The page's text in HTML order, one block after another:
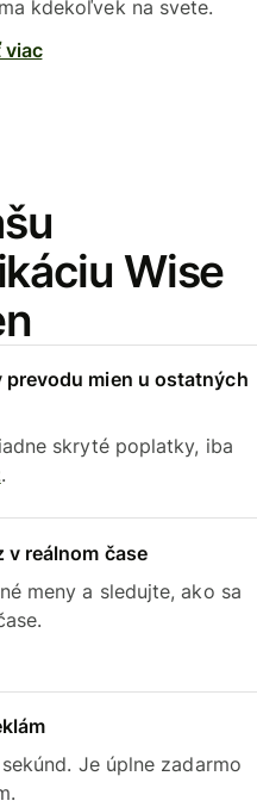
kdekoľvek na svete.
viac
Wise
mien u ostatných
skryté poplatky, iba
.
v reálnom čase
meny a sledujte, ako sa
Je úplne zadarmo